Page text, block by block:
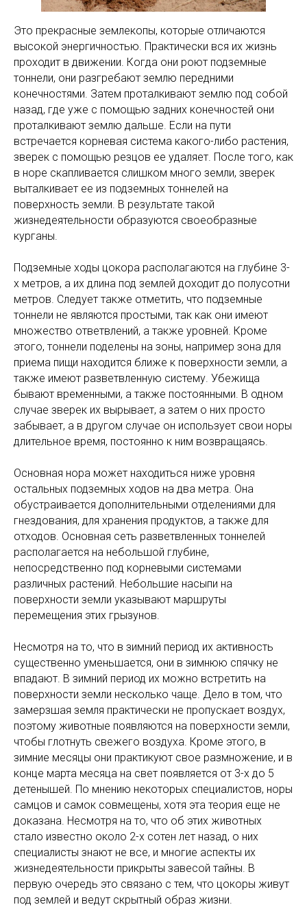
Это прекрасные землекопы, которые отличаются
высокой энергичностью. Практически вся их жизнь
проходит в движении. Когда они роют подземные
тоннели, они разгребают землю передними
конечностями. Затем проталкивают землю под собой
назад, где уже с помощью задних конечностей они
проталкивают землю дальше. Если на пути
встречается корневая система какого-либо растения,
зверек с помощью резцов ее удаляет. После того, как
в норе скапливается слишком много земли, зверек
выталкивает ее из подземных тоннелей на
поверхность земли. В результате такой
жизнедеятельности образуются своеобразные
курганы.
Подземные ходы цокора располагаются на глубине 3-
х метров, а их длина под землей доходит до полусотни
метров. Следует также отметить, что подземные
тоннели не являются простыми, так как они имеют
множество ответвлений, а также уровней. Кроме
этого, тоннели поделены на зоны, например зона для
приема пищи находится ближе к поверхности земли, а
также имеют разветвленную систему. Убежища
бывают временными, а также постоянными. В одном
случае зверек их вырывает, а затем о них просто
забывает, а в другом случае он использует свои норы
длительное время, постоянно к ним возвращаясь.
Основная нора может находиться ниже уровня
остальных подземных ходов на два метра. Она
обустраивается дополнительными отделениями для
гнездования, для хранения продуктов, а также для
отходов. Основная сеть разветвленных тоннелей
располагается на небольшой глубине,
непосредственно под корневыми системами
различных растений. Небольшие насыпи на
поверхности земли указывают маршруты
перемещения этих грызунов.
Несмотря на то, что в зимний период их активность
существенно уменьшается, они в зимнюю спячку не
впадают. В зимний период их можно встретить на
поверхности земли несколько чаще. Дело в том, что
замерзшая земля практически не пропускает воздух,
поэтому животные появляются на поверхности земли,
чтобы глотнуть свежего воздуха. Кроме этого, в
зимние месяцы они практикуют свое размножение, и в
конце марта месяца на свет появляется от 3-х до 5
детенышей. По мнению некоторых специалистов, норы
самцов и самок совмещены, хотя эта теория еще не
доказана. Несмотря на то, что об этих животных
стало известно около 2-х сотен лет назад, о них
специалисты знают не все, и многие аспекты их
жизнедеятельности прикрыты завесой тайны. В
первую очередь это связано с тем, что цокоры живут
под землей и ведут скрытный образ жизни.